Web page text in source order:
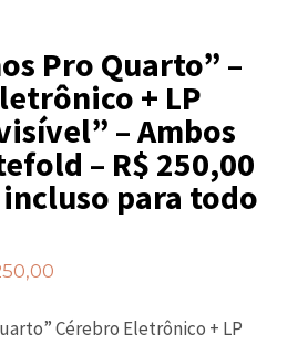
Pro Quarto” –
+ LP
– Ambos
– R$ 250,00
para todo
Cérebro Eletrônico + LP